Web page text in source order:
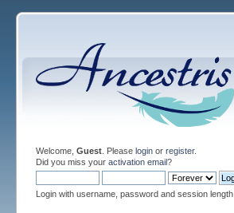
Welcome, Guest. Please loginor register.
Did you miss your activation email?
Login with username, password and session length